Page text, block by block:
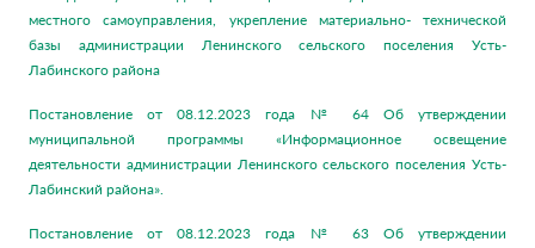
местного самоуправления, укрепление материально- технической
базы администрации Ленинского сельского поселения Усть-
Лабинского района
Постановление от 08.12.2023 года № 64 Об утверждении
муниципальной программы «Информационное освещение
деятельности администрации Ленинского сельского поселения Усть-
Лабинский района».
Постановление от 08.12.2023 года № 63 Об утверждении